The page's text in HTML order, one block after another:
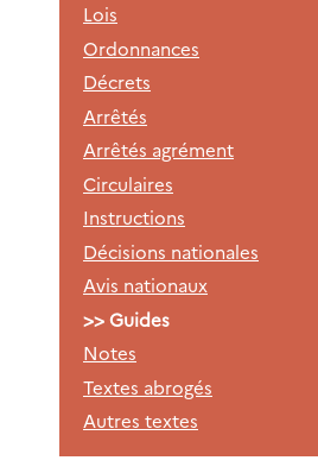
Lois
Ordonnances
Décrets
Arrêtés
Arrêtés agrément
Circulaires
Instructions
Décisions nationales
Avis nationaux
Guides
Notes
Textes abrogés
Autres textes